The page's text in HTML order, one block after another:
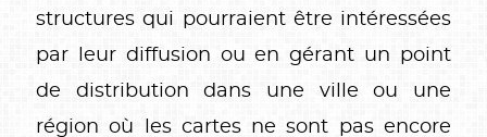
structures qui pourraient être intéressées
par leur diffusion ou en gérant un point
de distribution dans une ville ou une
région où les cartes ne sont pas encore